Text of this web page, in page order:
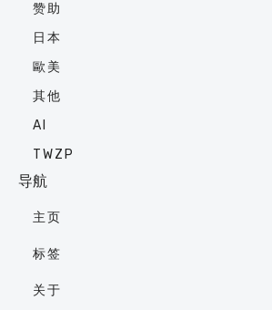
赞助
日本
歐美
其他
AI
TWZP
导航
主页
标签
关于